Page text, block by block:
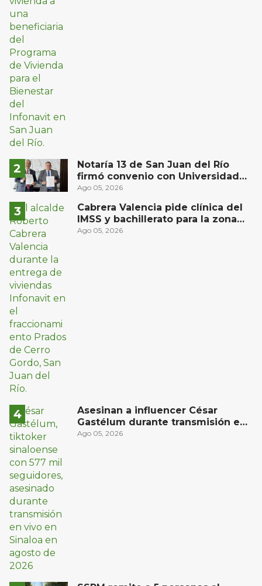
Notaría 13 de San Juan del Río
firmó convenio con Universidad
Privada del Bajío para recibir
Ago 05, 2026
Cabrera Valencia pide clínica del
IMSS y bachillerato para la zona
oriente de San Juan del Río
Ago 05, 2026
Asesinan a influencer César
Gastélum durante transmisión en
vivo en Sinaloa
Ago 05, 2026